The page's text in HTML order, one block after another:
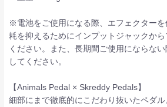
※電池をご使用になる際、エフェクター
耗を抑えるためにインプットジャックか
ください。また、長期間ご使用にならな
してください。
【Animals Pedal × Skreddy Pedals】
細部にまで徹底的にこだわり抜いたペダ